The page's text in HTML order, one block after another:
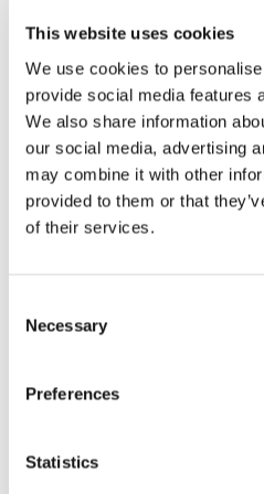
This website uses cookies
We use cookies to
provide social media features
We also share information
our social media, advertising
may combine it with other
provided to them or that
of their services.
Selection
Necessary
Preferences
Statistics
€ 5,99
Bekijk alles van Kalenders &
Meer van